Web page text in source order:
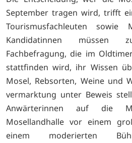
September tragen wird, trifft
Tourismusfachleuten sowie
Kandidatinnen müssen
Fachbefragung, die im
stattfinden wird, ihr Wissen
Mosel, Rebsorten, Weine und
vermarktung unter Beweis
Anwärterinnen auf die
Mosellandhalle vor einem
einem moderierten